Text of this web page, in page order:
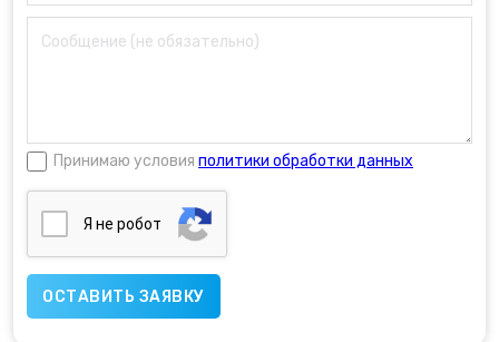
Принимаю условия политики обработки данных
Я нe poбoт